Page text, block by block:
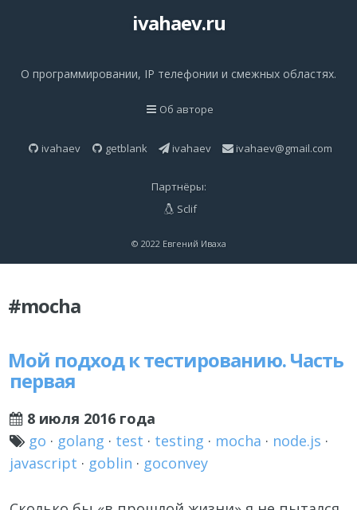
ivahaev.ru
О программировании, IP телефонии и смежных областях.
Об авторе
ivahaev getblank ivahaev ivahaev@gmail.com
Партнёры:
Sclif
© 2022 Евгений Иваха
#mocha
Мой подход к тестированию. Часть
первая
8 июля 2016 года
go · golang · test · testing · mocha · node.js ·
javascript · goblin · goconvey